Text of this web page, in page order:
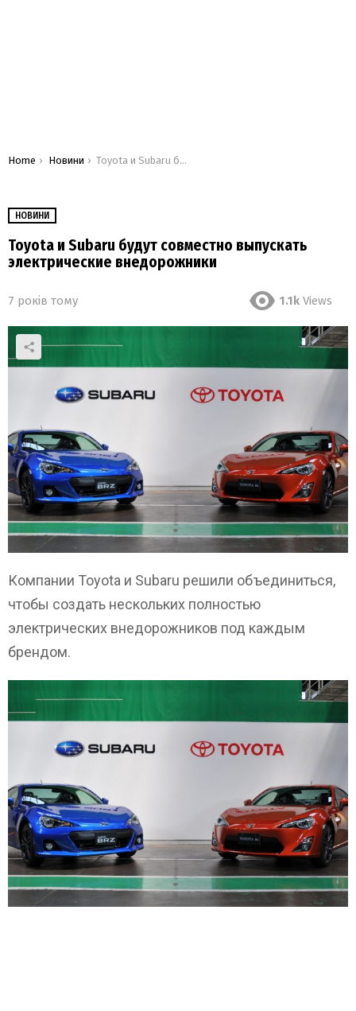
You are here:
Home Новини Toyota и Subaru будут совместно выпускать электрические внедорожники
НОВИНИ
Toyota и Subaru будут совместно выпускать
электрические внедорожники
7 років тому 1.1k Views
Компании Toyota и Subaru решили объединиться,
чтобы создать нескольких полностью
электрических внедорожников под каждым
брендом.